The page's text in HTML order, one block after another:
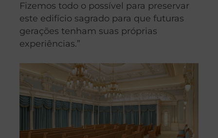
Fizemos todo o possível para preservar
este edifício sagrado para que futuras
gerações tenham suas próprias
experiências.”